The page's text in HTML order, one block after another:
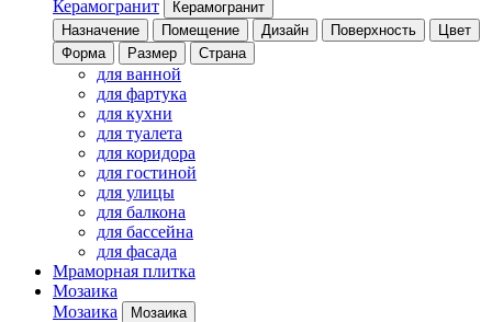
Керамогранит
Керамогранит
Назначение
Помещение Дизайн Поверхность
Цвет
Форма
Размер Страна
для ванной
для фартука
для кухни
для туалета
для коридора
для гостиной
для улицы
для балкона
для бассейна
для фасада
Мраморная плитка
Мозаика
Мозаика
Мозаика